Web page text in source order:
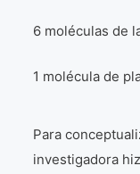
6 moléculas de
1 molécula de
Para
investigadora